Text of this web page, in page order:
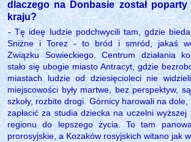
dlaczego na Donbasie został poparty
kraju?
- Tę ideę ludzie podchwycili tam, gdzie
Sniżne i Torez - to bród i smród, jakaś
Związku Sowieckiego. Centrum działania
stało się ubogie miasto Antracyt, gdzie
miastach ludzie od dziesięcioleci nie
miejscowości były martwe, bez perspektyw,
szkoły, rozbite drogi. Górnicy harowali na
zapłacić za studia dziecka na uczelni
regionu do lepszego życia. To tam
prorosyjskie, a Kozaków rosyjskich witano jak